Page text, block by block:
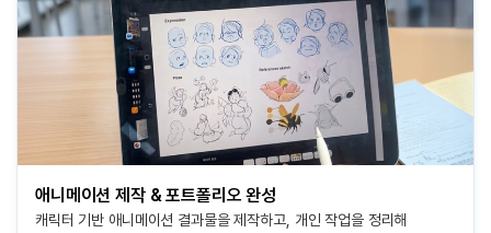
애니메이션 제작 & 포트폴리오 완성
캐릭터 기반 애니메이션 결과물을 제작하고, 개인 작업을 정리해